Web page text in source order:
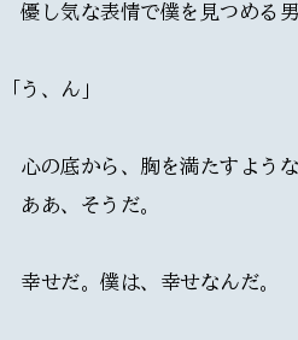
優し気な表情で僕を見つめる
「う、ん」
心の底から、胸を満たすよう
ああ、そうだ。
幸せだ。僕は、幸せなんだ。